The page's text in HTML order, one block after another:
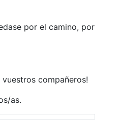
por el camino, por
vuestros compañeros!
as.